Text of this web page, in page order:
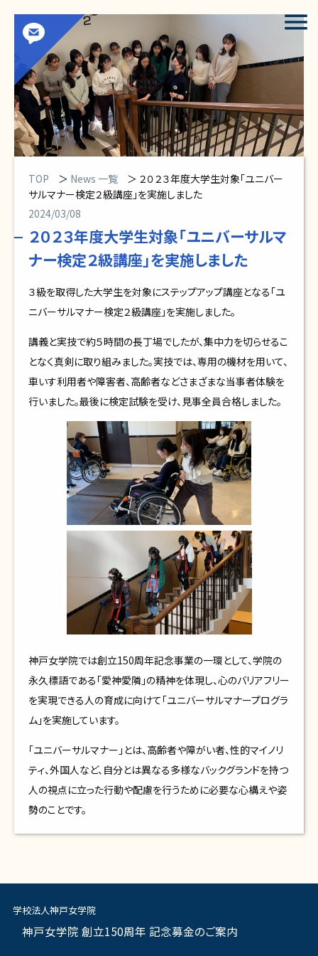
menu
TOP ＞ News 一覧
＞ ２０２３年度大学生対象「ユニバー
サルマナー検定２級講座」を実施しました
2024/03/08
２０２３年度大学生対象「ユニバーサルマ
ナー検定２級講座」を実施しました
３級を取得した大学生を対象にステップアップ講座となる「ユ
ニバーサルマナー検定２級講座」を実施しました。
講義と実技で約５時間の長丁場でしたが、集中力を切らせるこ
となく真剣に取り組みました。実技では、専用の機材を用いて、
車いす利用者や障害者、高齢者などさまざまな当事者体験を
行いました。最後に検定試験を受け、見事全員合格しました。
神戸女学院では創立150周年記念事業の一環として、学院の
永久標語である「愛神愛隣」の精神を体現し、心のバリアフリー
を実現できる人の育成に向けて「ユニバーサルマナープログラ
ム」を実施しています。
「ユニバーサルマナー」とは、高齢者や障がい者、性的マイノリ
ティ、外国人など、自分とは異なる多様なバックグランドを持つ
人の視点に立った行動や配慮を行うために必要な心構えや姿
勢のことです。
学校法人神戸女学院
神戸女学院 創立150周年 記念募金のご案内